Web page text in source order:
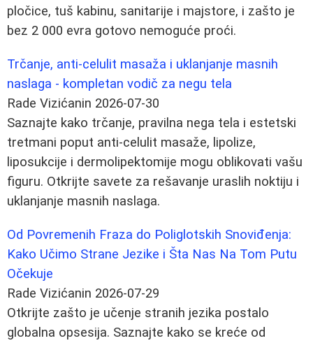
pločice, tuš kabinu, sanitarije i majstore, i zašto je
bez 2 000 evra gotovo nemoguće proći.
Trčanje, anti-celulit masaža i uklanjanje masnih
naslaga - kompletan vodič za negu tela
Rade Vizićanin 2026-07-30
Saznajte kako trčanje, pravilna nega tela i estetski
tretmani poput anti-celulit masaže, lipolize,
liposukcije i dermolipektomije mogu oblikovati vašu
figuru. Otkrijte savete za rešavanje uraslih noktiju i
uklanjanje masnih naslaga.
Od Povremenih Fraza do Poliglotskih Snoviđenja:
Kako Učimo Strane Jezike i Šta Nas Na Tom Putu
Očekuje
Rade Vizićanin 2026-07-29
Otkrijte zašto je učenje stranih jezika postalo
globalna opsesija. Saznajte kako se kreće od